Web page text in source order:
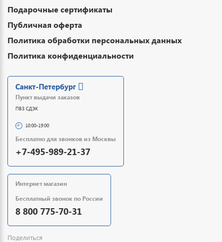
Подарочные сертификаты
Публичная оферта
Политика обработки персональных данных
Политика конфиденциальности
Санкт-Петербург
Пункт выдачи заказов
ПВЗ СДЭК
10:00-19:00
Бесплатно для звонков из Москвы
+7-495-989-21-37
Интернет магазин
Бесплатный звонок по России
8 800 775-70-31
Поделиться